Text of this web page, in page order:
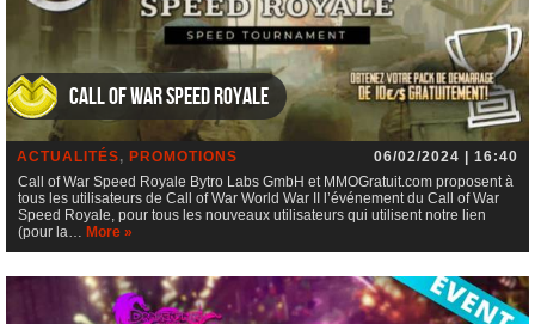
Call of War Speed Royale
ACTUALITÉS, PROMOTIONS
06/02/2024 | 16:40
Call of War Speed Royale Bytro Labs GmbH et MMOGratuit.com proposent à
tous les utilisateurs de Call of War World War II l’événement du Call of War
Speed Royale, pour tous les nouveaux utilisateurs qui utilisent notre lien
(pour la… More »